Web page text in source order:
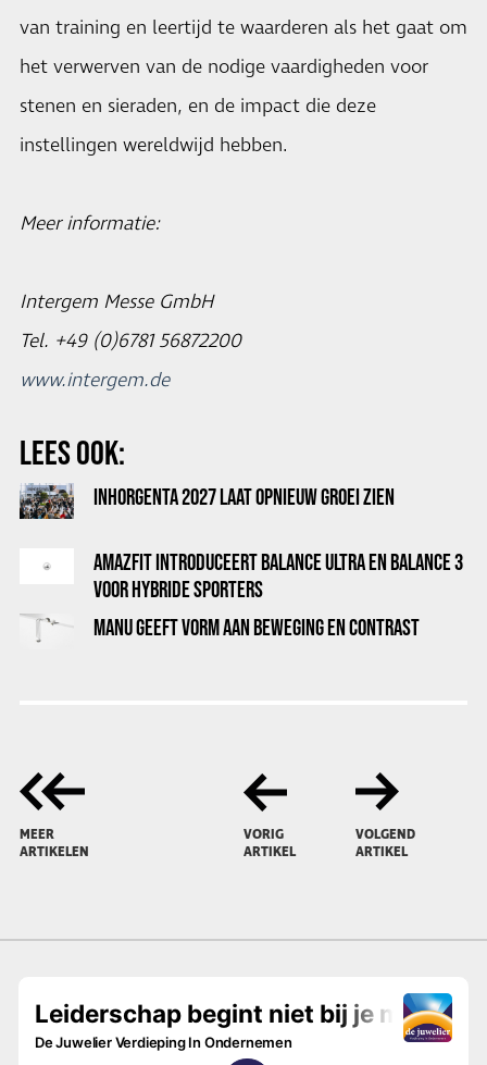
van training en leertijd te waarderen als het gaat om
het verwerven van de nodige vaardigheden voor
stenen en sieraden, en de impact die deze
instellingen wereldwijd hebben.
Meer informatie:
Intergem Messe GmbH
Tel. +49 (0)6781 56872200
www.intergem.de
LEES OOK:
INHORGENTA 2027 LAAT OPNIEUW GROEI ZIEN
AMAZFIT INTRODUCEERT BALANCE ULTRA EN BALANCE 3
VOOR HYBRIDE SPORTERS
MANU GEEFT VORM AAN BEWEGING EN CONTRAST
MEER
ARTIKELEN
VORIG
ARTIKEL
VOLGEND
ARTIKEL